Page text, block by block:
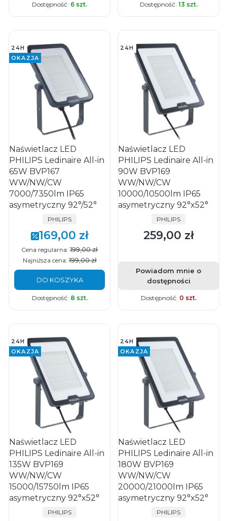
Dostępność: 6 szt. Dostępność: 13 szt.
24H
OKAZJA
Naświetlacz LED
PHILIPS Ledinaire All-in
65W BVP167
WW/NW/CW
7000/7350lm IP65
asymetryczny 92°/52°
PRODUCENT
PHILIPS
Cena promocyjna
169,00 zł
Cena regularna: 199,00 zł
Najniższa cena: 199,00 zł
DO KOSZYKA
Dostępność: 8 szt.
24H
Naświetlacz LED
PHILIPS Ledinaire All-in
90W BVP169
WW/NW/CW
10000/10500lm IP65
asymetryczny 92°x52°
PRODUCENT
PHILIPS
Cena
259,00 zł
Powiadom mnie o
dostępności
Dostępność: 0 szt.
24H
OKAZJA
Naświetlacz LED
PHILIPS Ledinaire All-in
135W BVP169
WW/NW/CW
15000/15750lm IP65
asymetryczny 92°x52°
PRODUCENT
PHILIPS
24H
OKAZJA
Naświetlacz LED
PHILIPS Ledinaire All-in
180W BVP169
WW/NW/CW
20000/21000lm IP65
asymetryczny 92°x52°
PRODUCENT
PHILIPS